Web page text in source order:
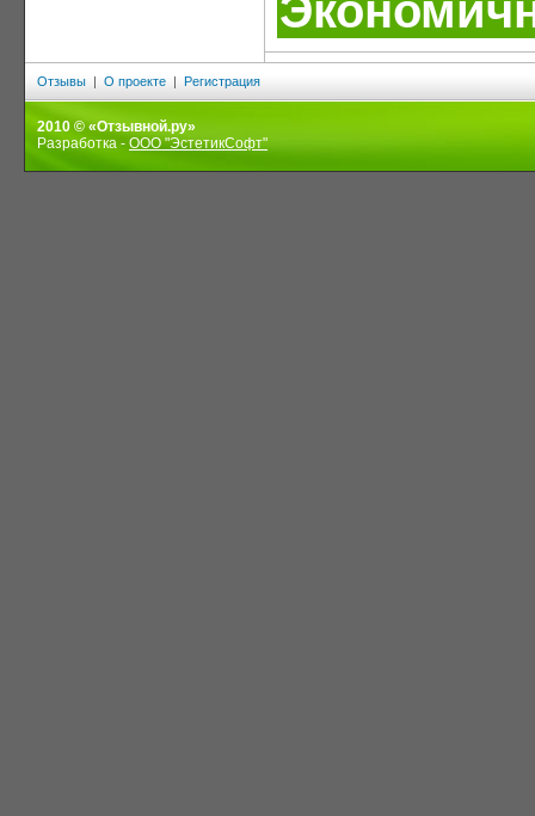
Отзывы | О проекте | Регистрация
2010 © «Отзывной.ру»
Разработка - ООО "ЭстетикСофт"